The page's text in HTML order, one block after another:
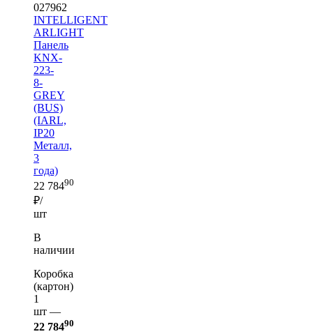
027962
INTELLIGENT
ARLIGHT
Панель
KNX-
223-
8-
GREY
(BUS)
(IARL,
IP20
Металл,
3
года)
22 78490
₽/
шт
В
наличии
Коробка
(картон)
1
шт —
22 78490